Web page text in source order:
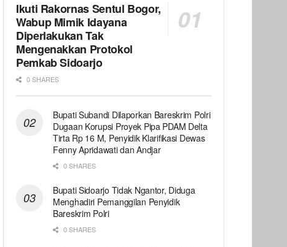
Ikuti Rakornas Sentul Bogor,
Wabup Mimik Idayana
Diperlakukan Tak
Mengenakkan Protokol
Pemkab Sidoarjo
0 SHARES
Bupati Subandi Dilaporkan Bareskrim Polri
Dugaan Korupsi Proyek Pipa PDAM Delta
Tirta Rp 16 M, Penyidik Klarifikasi Dewas
Fenny Apridawati dan Andjar
0 SHARES
Bupati Sidoarjo Tidak Ngantor, Diduga
Menghadiri Pemanggilan Penyidik
Bareskrim Polri
0 SHARES